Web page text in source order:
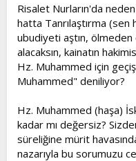
Risalet Nurların'da
hatta Tanrılaştırma (sen
ubudiyeti aştın,
alacaksın, kainatın
Hz. Muhammed için
Muhammed" deniliyor?
Hz. Muhammed (haşa)
kadar mı değersiz?
süreliğine mürit
nazarıyla bu sorumuzu